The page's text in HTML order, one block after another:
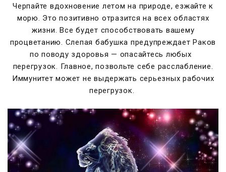
Черпайте вдохновение летом на природе, езжайте к
морю. Это позитивно отразится на всех областях
жизни. Все будет способствовать вашему
процветанию. Слепая бабушка предупреждает Раков
по поводу здоровья — опасайтесь любых
перегрузок. Главное, позвольте себе расслабление.
Иммунитет может не выдержать серьезных рабочих
перегрузок.